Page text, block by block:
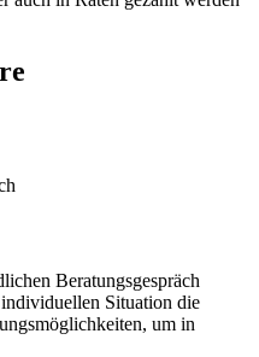
Beratungsgespräch
Situation die
um in